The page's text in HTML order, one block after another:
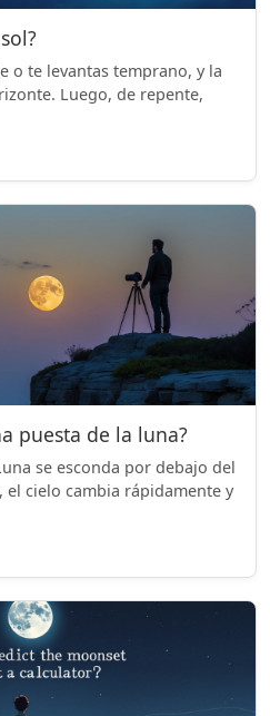
o te levantas temprano, y la
Luego, de repente,
puesta de la luna?
se esconda por debajo del
el cielo cambia rápidamente y